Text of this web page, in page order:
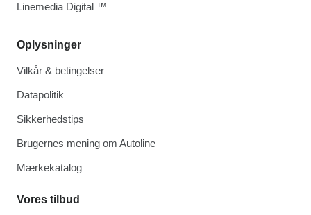
Oplysninger
Vilkår & betingelser
Datapolitik
Sikkerhedstips
Brugernes mening om Autoline
Mærkekatalog
Vores tilbud
Linemedia Digital ™